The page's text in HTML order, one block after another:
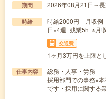
期間 2026年08月21日～
時給
時給2000円 月収例
日×4週+残業5h ※月
交通費
1ヶ月3万円を上限と
仕事内容
総務・人事・労務
採用部門での事務※
です・採用に関する